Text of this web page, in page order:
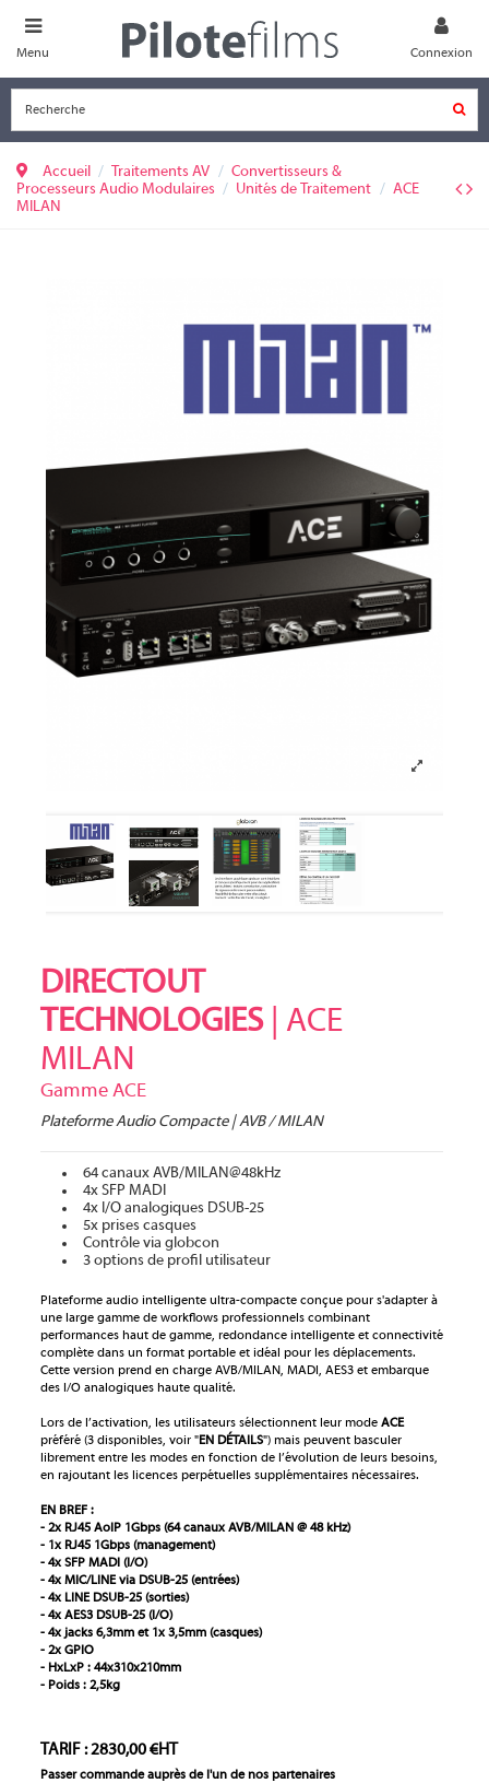
Menu Connexion
Accueil Traitements AV
Convertisseurs &
Processeurs Audio Modulaires
Unités de Traitement
ACE
MILAN
DIRECTOUT
TECHNOLOGIES| ACE
MILAN
Gamme ACE
Plateforme Audio Compacte | AVB / MILAN
64 canaux AVB/MILAN@48kHz
4x SFP MADI
4x I/O analogiques DSUB-25
5x prises casques
Contrôle via globcon
3 options de profil utilisateur
Plateforme audio intelligente ultra-compacte conçue pour s'adapter à
une large gamme de workflows professionnels combinant
performances haut de gamme, redondance intelligente et connectivité
complète dans un format portable et idéal pour les déplacements.
Cette version prend en charge AVB/MILAN, MADI, AES3 et embarque
des I/O analogiques haute qualité.
Lors de l’activation, les utilisateurs sélectionnent leur mode ACE
préféré (3 disponibles, voir "EN DÉTAILS") mais peuvent basculer
librement entre les modes en fonction de l’évolution de leurs besoins,
en rajoutant les licences perpétuelles supplémentaires nécessaires.
EN BREF :
- 2x RJ45 AoIP 1Gbps (64 canaux AVB/MILAN @ 48 kHz)
- 1x RJ45 1Gbps (management)
- 4x SFP MADI (I/O)
- 4x MIC/LINE via DSUB-25 (entrées)
- 4x LINE DSUB-25 (sorties)
- 4x AES3 DSUB-25 (I/O)
- 4x jacks 6,3mm et 1x 3,5mm (casques)
- 2x GPIO
- HxLxP : 44x310x210mm
- Poids : 2,5kg
TARIF : 2830,00 €HT
Passer commande auprès de l'un de nos partenaires